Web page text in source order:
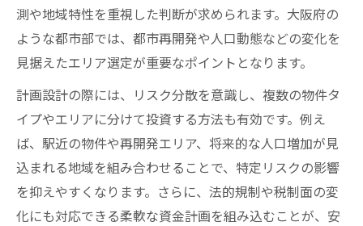
測や地域特性を重視した判断が求められます。大阪府の
ような都市部では、都市再開発や人口動態などの変化を
見据えたエリア選定が重要なポイントとなります。
計画設計の際には、リスク分散を意識し、複数の物件タ
イプやエリアに分けて投資する方法も有効です。例え
ば、駅近の物件や再開発エリア、将来的な人口増加が見
込まれる地域を組み合わせることで、特定リスクの影響
を抑えやすくなります。さらに、法的規制や税制面の変
化にも対応できる柔軟な資金計画を組み込むことが、安